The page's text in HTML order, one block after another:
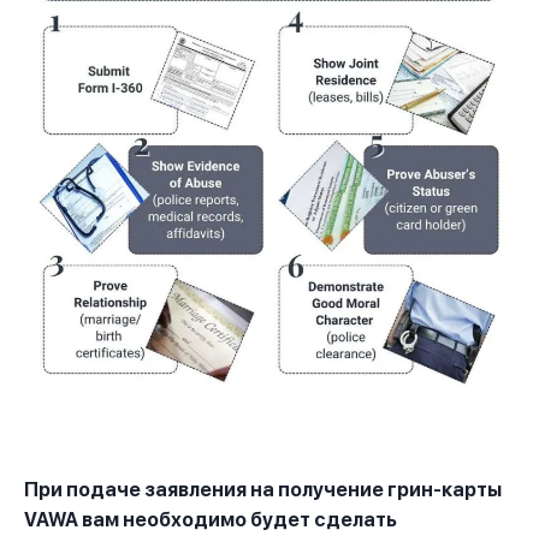
При подаче заявления на получение грин-карты
VAWA вам необходимо будет сделать